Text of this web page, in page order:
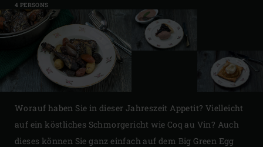
4 PERSONS
Worauf haben Sie in dieser Jahreszeit Appetit? Vielleicht
auf ein köstliches Schmorgericht wie Coq au Vin? Auch
dieses können Sie ganz einfach auf dem Big Green Egg